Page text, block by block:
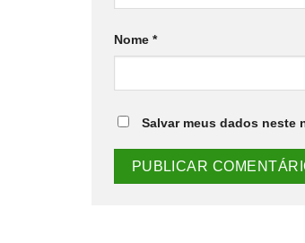
Nome *
Salvar meus dados neste